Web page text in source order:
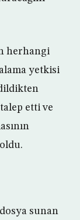
herhangi
yetkisi
talep etti ve
dosya sunan